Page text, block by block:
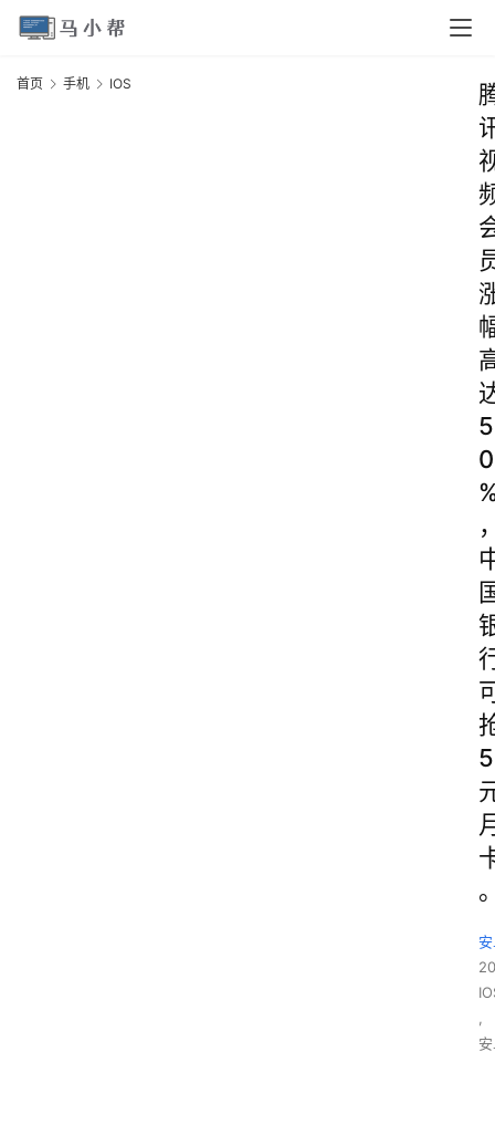
首页 手机 IOS
5
0
5
,